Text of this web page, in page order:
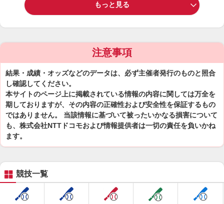
もっと見る
注意事項
結果・成績・オッズなどのデータは、必ず主催者発行のものと照合
し確認してください。
本サイトのページ上に掲載されている情報の内容に関しては万全を
期しておりますが、その内容の正確性および安全性を保証するもの
ではありません。 当該情報に基づいて被ったいかなる損害について
も、株式会社NTTドコモおよび情報提供者は一切の責任を負いかね
ます。
競技一覧